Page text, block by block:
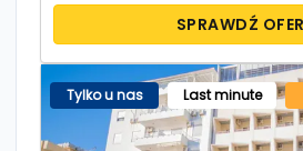
SPRAWDŹ
Tylko u nas Last minute